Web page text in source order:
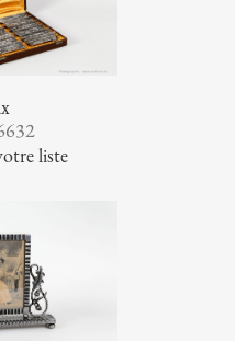
liste